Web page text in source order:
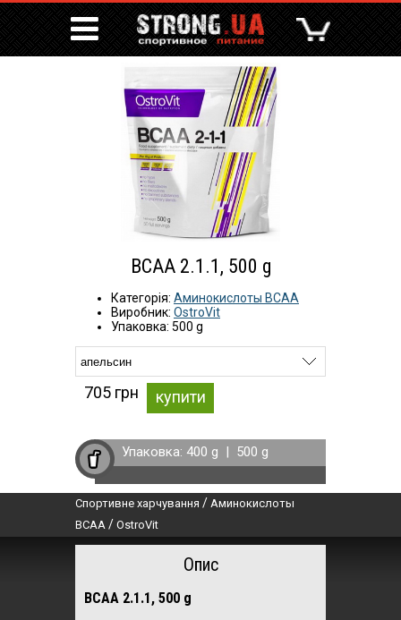
BCAA 2.1.1, 500 g
Категорія: Аминокислоты BCAA
Виробник: OstroVit
Упаковка: 500 g
705 грн купити
Упаковка: 400 g | 500 g
Спортивне харчування / Аминокислоты
BCAA / OstroVit
Опис
BCAA 2.1.1, 500 g